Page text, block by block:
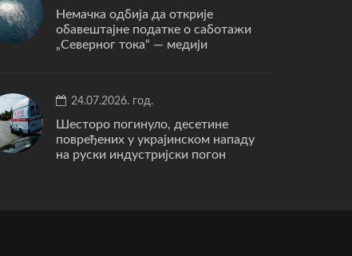
Немачка одбија да открије
обавештајне податке о саботажи
„Северног тока“ — медији
24.07.2026. год.
Шесторо погинуло, десетине
повређених у украјинском нападу
на руски индустријски погон